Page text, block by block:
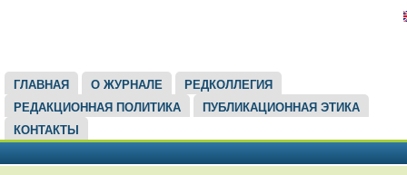
ГЛАВНОЕ МЕНЮ
ГЛАВНАЯ О ЖУРНАЛЕ
РЕДКОЛЛЕГИЯ
РЕДАКЦИОННАЯ ПОЛИТИКА
ПУБЛИКАЦИОННАЯ ЭТИКА
КОНТАКТЫ